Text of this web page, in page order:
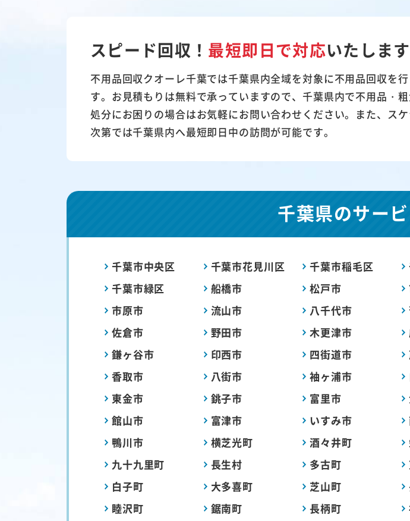
スピード回収！ 最短即日で対応いたします
不用品回収クオーレ千葉では千葉県内全域を対象に不用品回収を
す。お見積もりは無料で承っていますので、千葉県内で不用品・
処分にお困りの場合はお気軽にお問い合わせください。また、ス
次第では千葉県内へ最短即日中の訪問が可能です。
千葉県のサー
千葉市中央区 千葉市花見川区 千葉市稲毛区
千葉市緑区
船橋市 松戸市
市原市
流山市 八千代市
佐倉市
野田市 木更津市
鎌ヶ谷市
印西市 四街道市
香取市
八街市 袖ヶ浦市
東金市
銚子市 富里市
館山市
富津市 いすみ市
鴨川市
横芝光町 酒々井町
九十九里町
長生村 多古町
白子町
大多喜町 芝山町
睦沢町
鋸南町 長柄町